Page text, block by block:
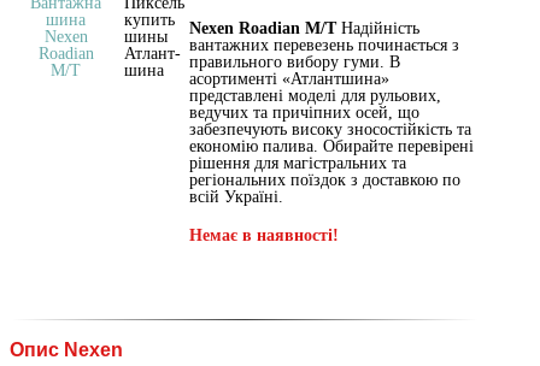
Nexen Roadian M/TНадійність
вантажних перевезень починається з
правильного вибору гуми. В
асортименті «Атлантшина»
представлені моделі для рульових,
ведучих та причіпних осей, що
забезпечують високу зносостійкість та
економію палива. Обирайте перевірені
рішення для магістральних та
регіональних поїздок з доставкою по
всій Україні.
Немає в наявності!
Опис Nexen